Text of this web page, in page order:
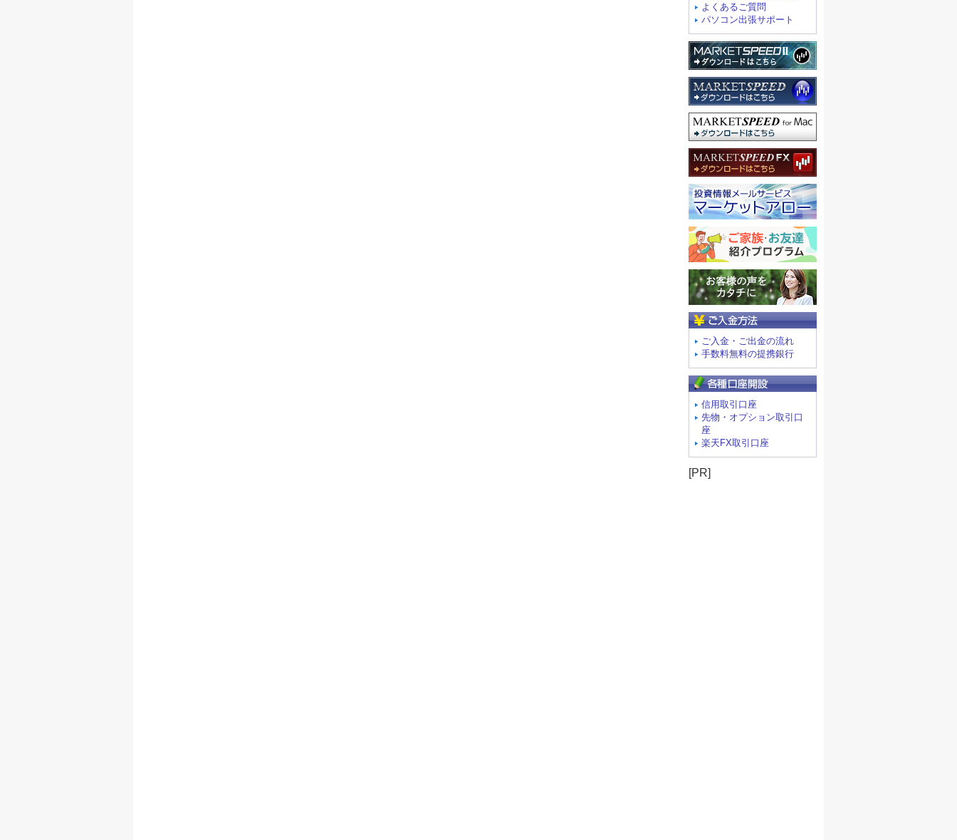
よくあるご質問
パソコン出張サポート
ご入金・ご出金の流れ
手数料無料の提携銀行
信用取引口座
先物・オプション取引口
座
楽天FX取引口座
[PR]